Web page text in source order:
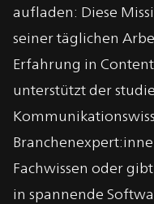
aufladen: Diese
seiner täglichen
Erfahrung in
unterstützt der
Fachwissen oder
in spannende